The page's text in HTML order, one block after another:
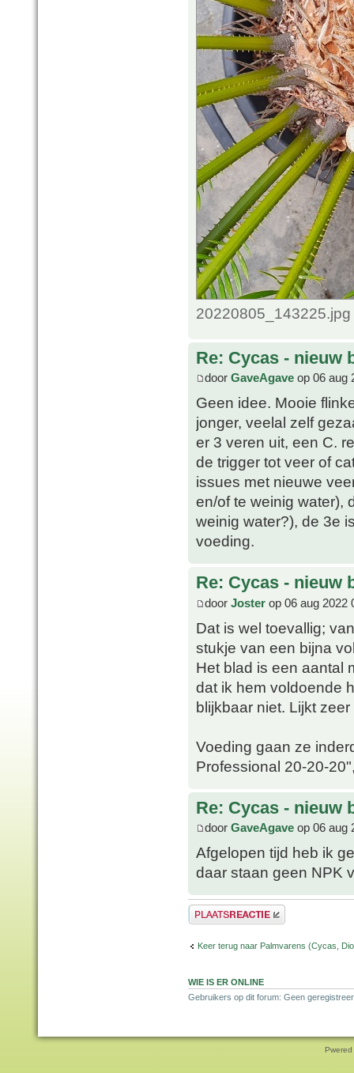
Re: Cycas - nieuw
door GaveAgave op 06 aug
Geen idee. Mooie
jonger, veelal zelf
er 3 veren uit, een C.
de trigger tot veer of
issues met nieuwe
en/of te weinig water),
weinig water?), de 3e
voeding.
Re: Cycas - nieuw
door Joster op 06 aug 2022
Dat is wel toevallig;
stukje van een bijna
Het blad is een aantal
dat ik hem voldoende
blijkbaar niet. Lijkt
Voeding gaan ze
Professional 20-20-
Re: Cycas - nieuw
door GaveAgave op 06 aug
Afgelopen tijd heb ik
daar staan geen NPK
Plaats een reactie
Keer terug naar Palmvarens (Cycas,
WIE IS ER ONLINE
Gebruikers op dit forum: Geen